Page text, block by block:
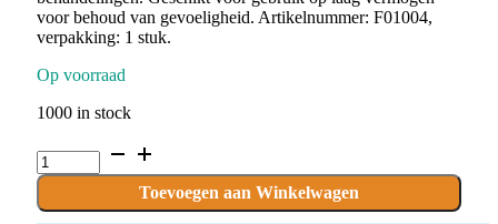
voor behoud van gevoeligheid. Artikelnummer: F01004,
verpakking: 1 stuk.
Op voorraad
1000 in stock
Paro
nazorg
-
Toevoegen aan Winkelwagen